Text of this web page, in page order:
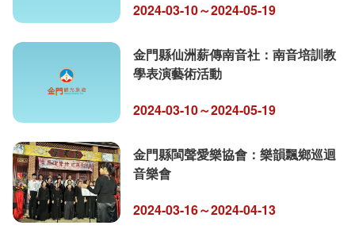
2024-03-10～2024-05-19
金門縣仙洲薪傳南音社：南音培訓教
學表演藝術活動
2024-03-10～2024-05-19
金門縣閩聲愛樂協會：樂韻飄鄉巡迴
音樂會
2024-03-16～2024-04-13